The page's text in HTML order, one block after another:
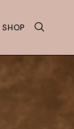
SHOP